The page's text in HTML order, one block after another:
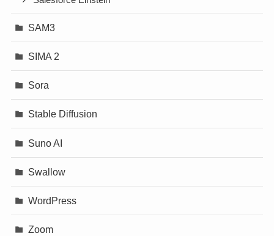
SAM3
SIMA 2
Sora
Stable Diffusion
Suno AI
Swallow
WordPress
Zoom